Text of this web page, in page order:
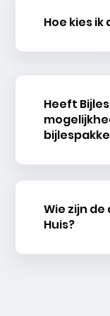
Hoe kies
Heeft
Wie zijn
Huis?